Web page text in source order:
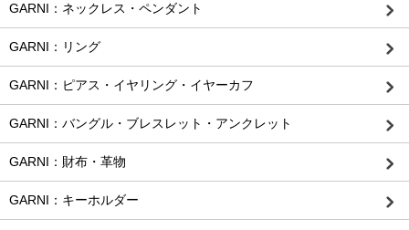
GARNI：ネックレス・ペンダント
GARNI：リング
GARNI：ピアス・イヤリング・イヤーカフ
GARNI：バングル・ブレスレット・アンクレット
GARNI：財布・革物
GARNI：キーホルダー